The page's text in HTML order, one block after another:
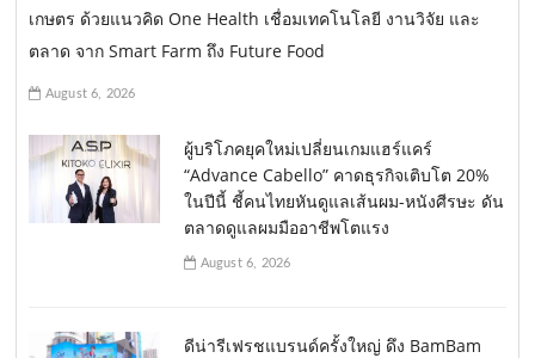
เกษตร ด้วยแนวคิด One Health เชื่อมเทคโนโลยี งานวิจัย และ
ตลาด จาก Smart Farm ถึง Future Food
August 6, 2026
ผู้บริโภคยุคใหม่เปลี่ยนเกมแฮร์แคร์
“Advance Cabello” คาดธุรกิจเติบโต 20%
ในปีนี้ ชี้คนไทยหันดูแลเส้นผม-หนังศีรษะ ดัน
ตลาดดูแลผมมืออาชีพโตแรง
August 6, 2026
ดีน่ารีเฟรชแบรนด์ครั้งใหญ่ ดึง BamBam